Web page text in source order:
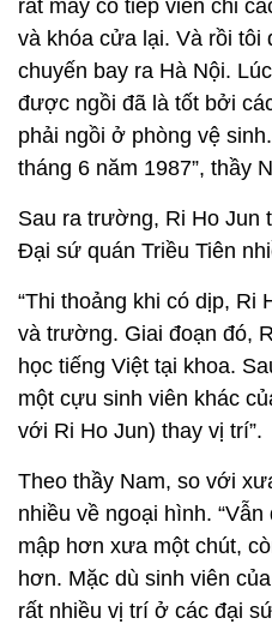
rất may cô tiếp viên chỉ
và khóa cửa lại. Và rồi tôi
chuyến bay ra Hà Nội.
được ngồi đã là tốt bởi
phải ngồi ở phòng vệ
tháng 6 năm 1987”, thầy
Sau ra trường, Ri Ho Jun
Đại sứ quán Triều Tiên
“Thi thoảng khi có dịp, Ri
và trường. Giai đoạn đó,
học tiếng Việt tại khoa.
một cựu sinh viên khác
với Ri Ho Jun) thay vị trí”.
Theo thầy Nam, so với
nhiều về ngoại hình.
mập hơn xưa một chút,
hơn. Mặc dù sinh viên
rất nhiều vị trí ở các đại